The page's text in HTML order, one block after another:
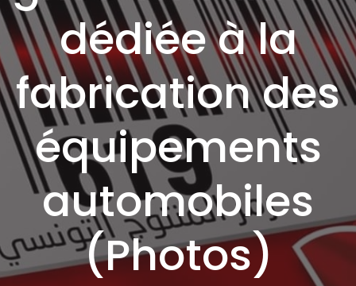
dédiée à la
fabrication des
équipements
automobiles
(Photos)